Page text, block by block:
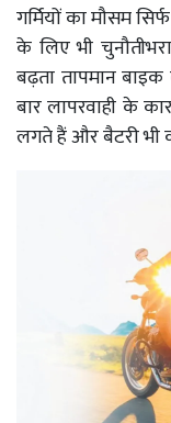
गर्मियों का मौसम
के लिए भी
बढ़ता तापमान
बार लापरवाही के
लगते हैं और बैटरी भी